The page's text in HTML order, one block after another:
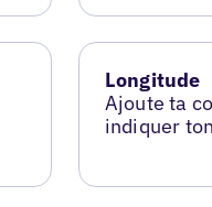
Longitude
Ajoute ta
indiquer